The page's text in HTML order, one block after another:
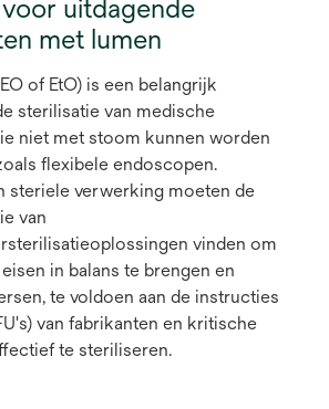
uitdagende
met lumen
of EtO) is een belangrijk
sterilisatie van medische
niet met stoom kunnen worden
flexibele endoscopen.
steriele verwerking moeten de
van
vinden om
in balans te brengen en
te voldoen aan de instructies
van fabrikanten en kritische
te steriliseren.